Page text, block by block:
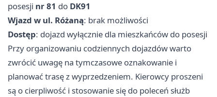
posesji nr 81 do DK91
Wjazd w ul. Różaną: brak możliwości
Dostęp: dojazd wyłącznie dla mieszkańców do posesji
Przy organizowaniu codziennych dojazdów warto
zwrócić uwagę na tymczasowe oznakowanie i
planować trasę z wyprzedzeniem. Kierowcy proszeni
są o cierpliwość i stosowanie się do poleceń służb